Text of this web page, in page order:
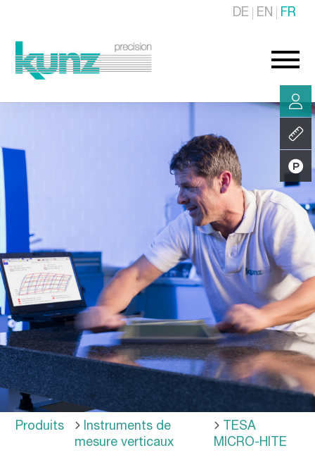
DE EN FR
Produits
Instruments de
mesure verticaux
TESA
MICRO-HITE